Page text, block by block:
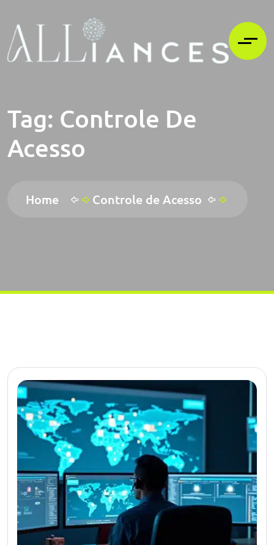
Tag: Controle De
Acesso
Home Controle de Acesso